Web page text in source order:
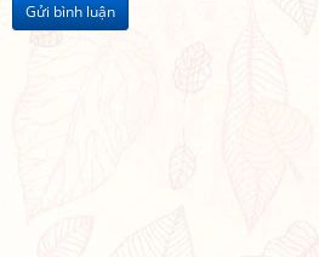
Gửi bình luận